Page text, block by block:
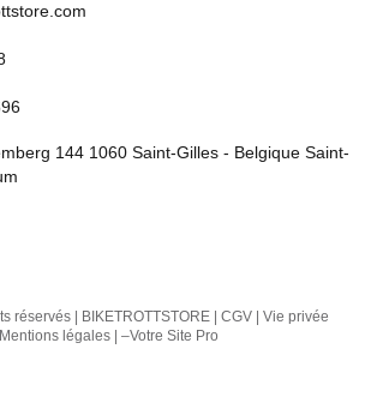
144 1060 Saint-Gilles - Belgique Saint-
réservés | BIKETROTTSTORE | CGV| Vie privée
Mentions légales| –Votre Site Pro